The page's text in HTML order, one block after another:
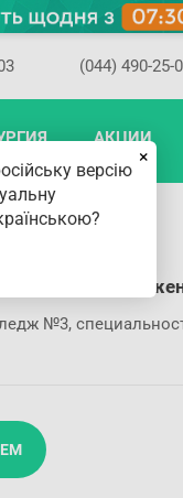
(044) 490-25-
АКЦИИ
№3,
×
версію